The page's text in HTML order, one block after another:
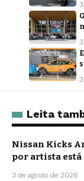
Leita
Nissan Kicks
por artista está
3 de agosto de 2026